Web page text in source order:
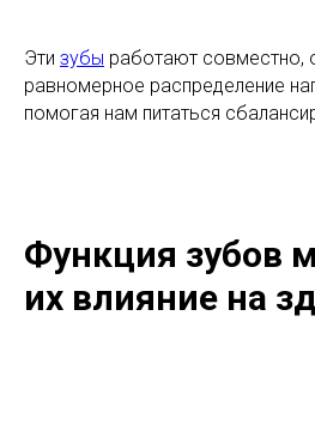
Эти зубы работают совместно,
равномерное распределение
помогая нам питаться
Функция зубов
их влияние на